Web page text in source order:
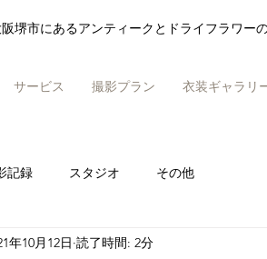
阪堺市にあるアンティークとドライフラワー
サービス 撮影プラン 衣装ギャラリ
記録 スタジオ その他
年10月12日 読了時間: 2分